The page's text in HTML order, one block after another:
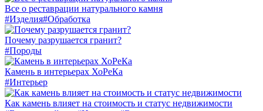
Все о реставрации натурального камня
#Изделия#Обработка
Почему разрушается гранит?
#Породы
Камень в интерьерах ХоРеКа
#Интерьер
Как камень влияет на стоимость и статус недвижимости